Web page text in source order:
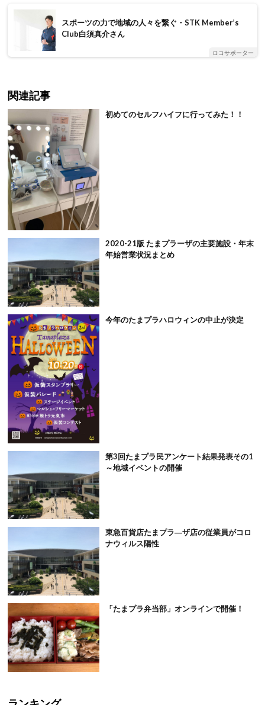
スポーツの力で地域の人々を繋ぐ・STK Member’s
Club白須真介さん
ロコサポーター
関連記事
初めてのセルフハイフに行ってみた！！
2020-21版 たまプラーザの主要施設・年末
年始営業状況まとめ
今年のたまプラハロウィンの中止が決定
第3回たまプラ民アンケート結果発表その1
～地域イベントの開催
東急百貨店たまプラ―ザ店の従業員がコロ
ナウィルス陽性
「たまプラ弁当部」オンラインで開催！